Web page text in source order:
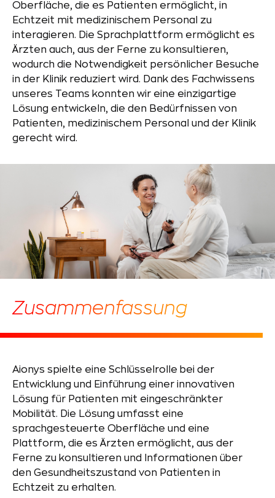
Oberfläche, die es Patienten ermöglicht, in
Echtzeit mit medizinischem Personal zu
interagieren. Die Sprachplattform ermöglicht es
Ärzten auch, aus der Ferne zu konsultieren,
wodurch die Notwendigkeit persönlicher Besuche
in der Klinik reduziert wird. Dank des Fachwissens
unseres Teams konnten wir eine einzigartige
Lösung entwickeln, die den Bedürfnissen von
Patienten, medizinischem Personal und der Klinik
gerecht wird.
Zusammenfassung
Aionys spielte eine Schlüsselrolle bei der
Entwicklung und Einführung einer innovativen
Lösung für Patienten mit eingeschränkter
Mobilität. Die Lösung umfasst eine
sprachgesteuerte Oberfläche und eine
Plattform, die es Ärzten ermöglicht, aus der
Ferne zu konsultieren und Informationen über
den Gesundheitszustand von Patienten in
Echtzeit zu erhalten.